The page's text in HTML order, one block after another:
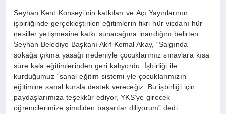
Seyhan Kent Konseyi’nin katkıları ve Açı Yayınlarının
işbirliğinde gerçekleştirilen eğitimlerin fikri hür vicdanı hür
nesiller yetişmesine katkı sunacağına inandığını belirten
Seyhan Belediye Başkanı Akif Kemal Akay, “Salgında
sokağa çıkma yasağı nedeniyle çocuklarımız sınavlara kısa
süre kala eğitimlerinden geri kalıyordu. İşbirliği ile
kurduğumuz “sanal eğitim sistemi”yle çocuklarımızın
eğitimine sanal kursla destek vereceğiz. Bu işbirliği için
paydaşlarımıza teşekkür ediyor, YKS’ye girecek
öğrencilerimize şimdiden başarılar diliyorum” dedi.